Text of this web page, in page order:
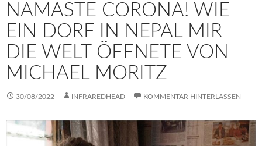
NAMASTE CORONA! WIE
EIN DORF IN NEPAL MIR
DIE WELT ÖFFNETE VON
MICHAEL MORITZ
30/08/2022 INFRAREDHEAD KOMMENTAR HINTERLASSEN